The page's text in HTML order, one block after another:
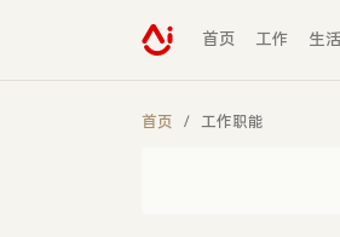
首页 工作 生活
首页 工作职能